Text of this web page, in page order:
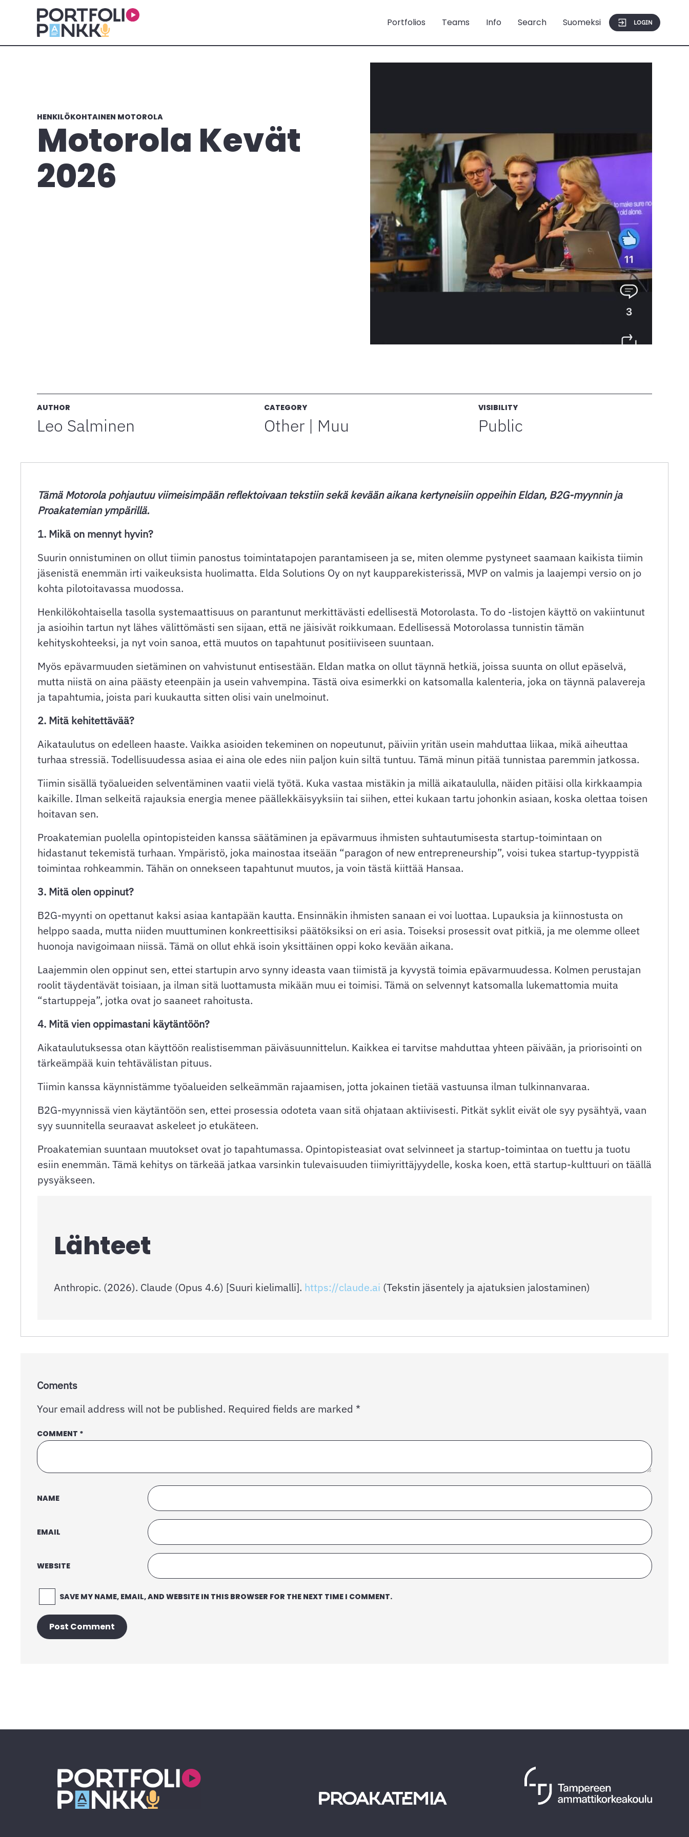
Skip to main content
Portfolios Teams Info Search Suomeksi LOGIN
HENKILÖKOHTAINEN MOTOROLA
Motorola Kevät
2026
AUTHOR
Leo Salminen
CATEGORY
Other | Muu
VISIBILITY
Public
Tämä Motorola pohjautuu viimeisimpään reflektoivaan tekstiin sekä kevään aikana kertyneisiin oppeihin Eldan, B2G-myynnin ja
Proakatemian ympärillä.
1. Mikä on mennyt hyvin?
Suurin onnistuminen on ollut tiimin panostus toimintatapojen parantamiseen ja se, miten olemme pystyneet saamaan kaikista tiimin
jäsenistä enemmän irti vaikeuksista huolimatta. Elda Solutions Oy on nyt kaupparekisterissä, MVP on valmis ja laajempi versio on jo
kohta pilotoitavassa muodossa.
Henkilökohtaisella tasolla systemaattisuus on parantunut merkittävästi edellisestä Motorolasta. To do -listojen käyttö on vakiintunut
ja asioihin tartun nyt lähes välittömästi sen sijaan, että ne jäisivät roikkumaan. Edellisessä Motorolassa tunnistin tämän
kehityskohteeksi, ja nyt voin sanoa, että muutos on tapahtunut positiiviseen suuntaan.
Myös epävarmuuden sietäminen on vahvistunut entisestään. Eldan matka on ollut täynnä hetkiä, joissa suunta on ollut epäselvä,
mutta niistä on aina päästy eteenpäin ja usein vahvempina. Tästä oiva esimerkki on katsomalla kalenteria, joka on täynnä palavereja
ja tapahtumia, joista pari kuukautta sitten olisi vain unelmoinut.
2. Mitä kehitettävää?
Aikataulutus on edelleen haaste. Vaikka asioiden tekeminen on nopeutunut, päiviin yritän usein mahduttaa liikaa, mikä aiheuttaa
turhaa stressiä. Todellisuudessa asiaa ei aina ole edes niin paljon kuin siltä tuntuu. Tämä minun pitää tunnistaa paremmin jatkossa.
Tiimin sisällä työalueiden selventäminen vaatii vielä työtä. Kuka vastaa mistäkin ja millä aikataululla, näiden pitäisi olla kirkkaampia
kaikille. Ilman selkeitä rajauksia energia menee päällekkäisyyksiin tai siihen, ettei kukaan tartu johonkin asiaan, koska olettaa toisen
hoitavan sen.
Proakatemian puolella opintopisteiden kanssa säätäminen ja epävarmuus ihmisten suhtautumisesta startup-toimintaan on
hidastanut tekemistä turhaan. Ympäristö, joka mainostaa itseään “paragon of new entrepreneurship”, voisi tukea startup-tyyppistä
toimintaa rohkeammin. Tähän on onnekseen tapahtunut muutos, ja voin tästä kiittää Hansaa.
3. Mitä olen oppinut?
B2G-myynti on opettanut kaksi asiaa kantapään kautta. Ensinnäkin ihmisten sanaan ei voi luottaa. Lupauksia ja kiinnostusta on
helppo saada, mutta niiden muuttuminen konkreettisiksi päätöksiksi on eri asia. Toiseksi prosessit ovat pitkiä, ja me olemme olleet
huonoja navigoimaan niissä. Tämä on ollut ehkä isoin yksittäinen oppi koko kevään aikana.
Laajemmin olen oppinut sen, ettei startupin arvo synny ideasta vaan tiimistä ja kyvystä toimia epävarmuudessa. Kolmen perustajan
roolit täydentävät toisiaan, ja ilman sitä luottamusta mikään muu ei toimisi. Tämä on selvennyt katsomalla lukemattomia muita
“startuppeja”, jotka ovat jo saaneet rahoitusta.
4. Mitä vien oppimastani käytäntöön?
Aikataulutuksessa otan käyttöön realistisemman päiväsuunnittelun. Kaikkea ei tarvitse mahduttaa yhteen päivään, ja priorisointi on
tärkeämpää kuin tehtävälistan pituus.
Tiimin kanssa käynnistämme työalueiden selkeämmän rajaamisen, jotta jokainen tietää vastuunsa ilman tulkinnanvaraa.
B2G-myynnissä vien käytäntöön sen, ettei prosessia odoteta vaan sitä ohjataan aktiivisesti. Pitkät syklit eivät ole syy pysähtyä, vaan
syy suunnitella seuraavat askeleet jo etukäteen.
Proakatemian suuntaan muutokset ovat jo tapahtumassa. Opintopisteasiat ovat selvinneet ja startup-toimintaa on tuettu ja tuotu
esiin enemmän. Tämä kehitys on tärkeää jatkaa varsinkin tulevaisuuden tiimiyrittäjyydelle, koska koen, että startup-kulttuuri on täällä
pysyäkseen.
Lähteet
Anthropic. (2026). Claude (Opus 4.6) [Suuri kielimalli]. https://claude.ai (Tekstin jäsentely ja ajatuksien jalostaminen)
Coments
Your email address will not be published. Required fields are marked *
COMMENT *
NAME
EMAIL
WEBSITE
SAVE MY NAME, EMAIL, AND WEBSITE IN THIS BROWSER FOR THE NEXT TIME I COMMENT.